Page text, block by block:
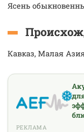
Ясень
Кавказ, Малая
РЕКЛАМА